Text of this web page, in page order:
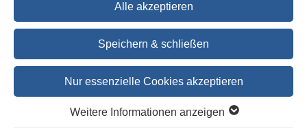
Alle akzeptieren
Speichern & schließen
Nur essenzielle Cookies akzeptieren
Weitere Informationen anzeigen